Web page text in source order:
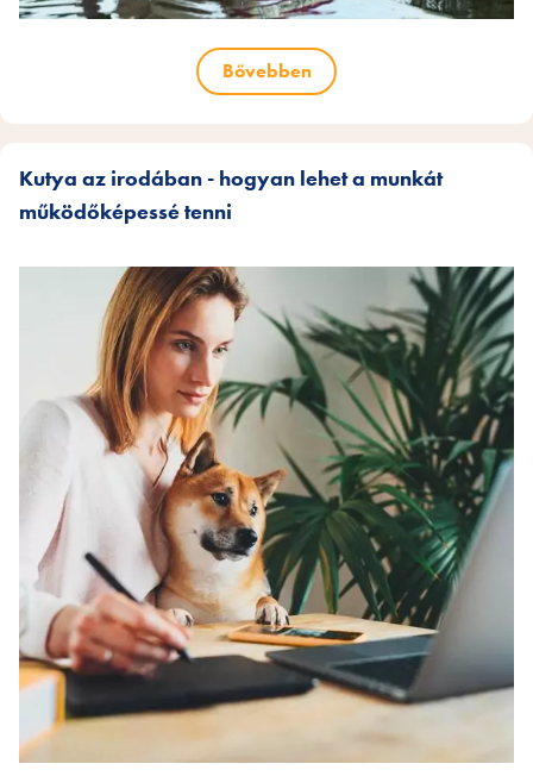
Bővebben
Kutya az irodában - hogyan lehet a munkát
működőképessé tenni